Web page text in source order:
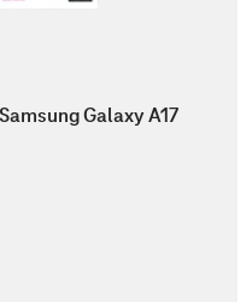
Galaxy A17